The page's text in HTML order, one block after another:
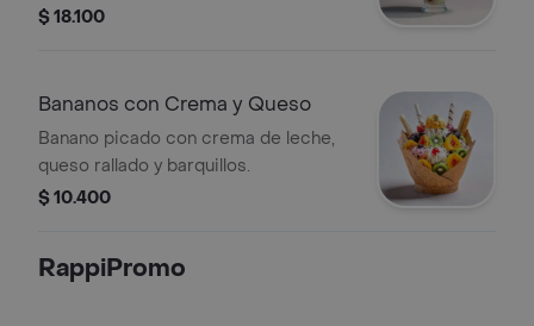
costo adicional
$ 18.100
Bananos con Crema y Queso
Banano picado con crema de leche,
queso rallado y barquillos.
$ 10.400
RappiPromo